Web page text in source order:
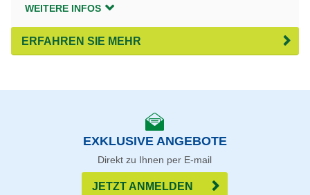
WEITERE INFOS
ERFAHREN SIE MEHR
EXKLUSIVE ANGEBOTE
Direkt zu Ihnen per E-mail
JETZT ANMELDEN